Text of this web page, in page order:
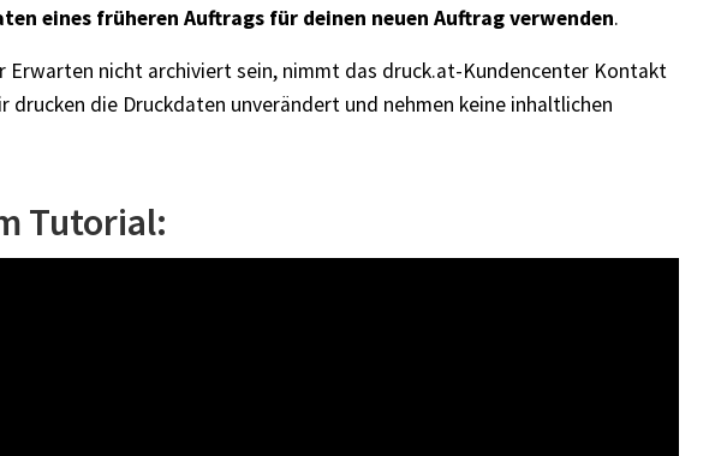
eines früheren Auftrags für deinen neuen Auftrag verwenden.
Erwarten nicht archiviert sein, nimmt das druck.at-Kundencenter Kontakt
drucken die Druckdaten unverändert und nehmen keine inhaltlichen
Tutorial: